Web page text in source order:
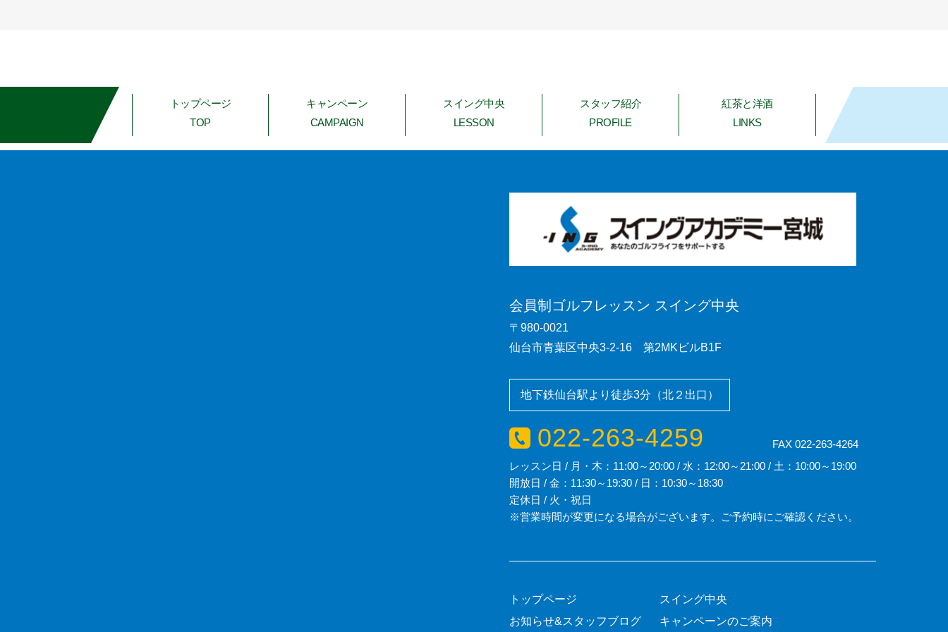
トップページ
TOP
キャンペーン
CAMPAIGN
スイング中央
LESSON
スタッフ紹介
PROFILE
紅茶と洋酒
LINKS
会員制ゴルフレッスン スイング中央
〒980-0021
仙台市青葉区中央3-2-16 第2MKビルB1F
地下鉄仙台駅より徒歩3分（北２出口）
022-263-4259
FAX 022-263-4264
レッスン日 / 月・木：11:00～20:00 / 水：12:00～21:00 / 土：10:00～19:00
開放日 / 金：11:30～19:30 / 日：10:30～18:30
定休日 / 火・祝日
※営業時間が変更になる場合がございます。ご予約時にご確認ください。
トップページ
スイング中央
お知らせ&スタッフブログ
キャンペーンのご案内